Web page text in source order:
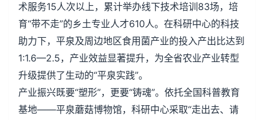
术服务15人次以上，累计举办线下技术培训83场，培
育“带不走”的乡土专业人才610人。在科研中心的科技
助力下，平泉及周边地区食用菌产业的投入产出比达到
1:1.6—2.5，产业效益显著提升，为全省农业产业转型
升级提供了生动的“平泉实践”。
产业振兴既要“塑形”，更要“铸魂”。依托全国科普教育
基地——平泉蘑菇博物馆，科研中心采取“走出去、请